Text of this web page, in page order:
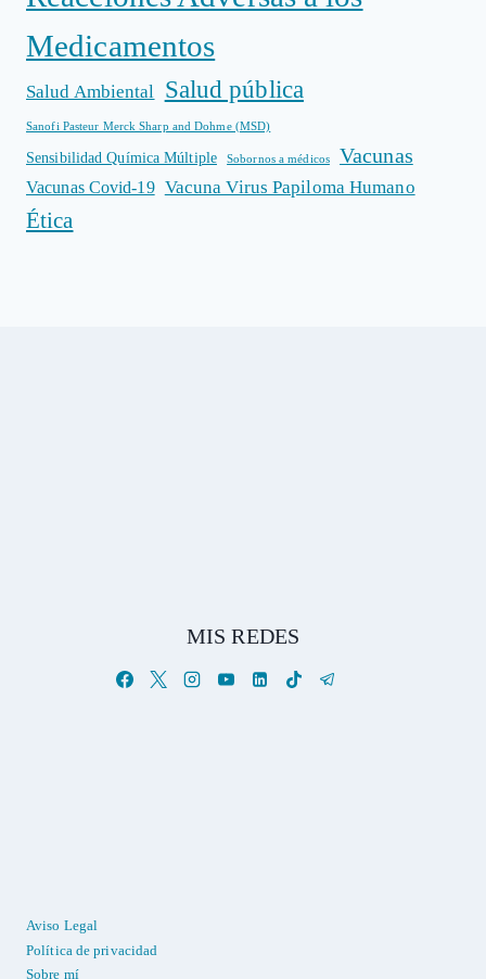
Medicamentos
Salud Ambiental Salud pública
Sanofi Pasteur Merck Sharp and Dohme (MSD)
Sensibilidad Química Múltiple Sobornos a médicos Vacunas
Vacunas Covid-19 Vacuna Virus Papiloma Humano
Ética
MIS REDES
Aviso Legal
Política de privacidad
Sobre mí